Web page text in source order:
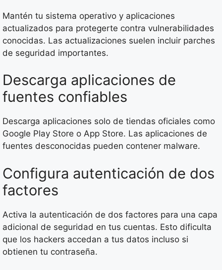
Mantén tu sistema operativo y aplicaciones
actualizados para protegerte contra vulnerabilidades
conocidas. Las actualizaciones suelen incluir parches
de seguridad importantes.
Descarga aplicaciones de
fuentes confiables
Descarga aplicaciones solo de tiendas oficiales como
Google Play Store o App Store. Las aplicaciones de
fuentes desconocidas pueden contener malware.
Configura autenticación de dos
factores
Activa la autenticación de dos factores para una capa
adicional de seguridad en tus cuentas. Esto dificulta
que los hackers accedan a tus datos incluso si
obtienen tu contraseña.